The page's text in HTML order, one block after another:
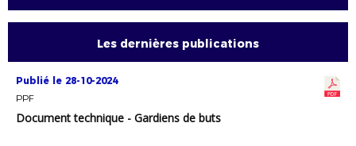
Les dernières publications
Publié le 28-10-2024
PPF
Document technique - Gardiens de buts